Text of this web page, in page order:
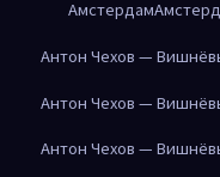
Амстердам
Антон Чехов —
Антон Чехов —
Антон Чехов —